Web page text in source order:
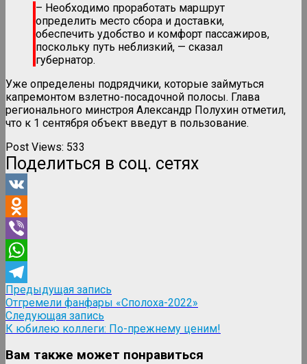
– Необходимо проработать маршрут
определить место сбора и доставки,
обеспечить удобство и комфорт пассажиров,
поскольку путь неблизкий, — сказал
губернатор.
Уже определены подрядчики, которые займуться
капремонтом взлетно-посадочной полосы. Глава
регионального минстроя Александр Полухин отметил,
что к 1 сентября объект введут в пользование.
Post Views: 533
Поделиться в соц. сетях
VK
Odnoklassniki
Viber
WhatsApp
Telegram
Навигация
по
записям
Предыдущая запись
запись:
Отгремели фанфары «Сполоха-2022»
Следующая запись
запись:
К юбилею коллеги: По-прежнему ценим!
Вам также может понравиться